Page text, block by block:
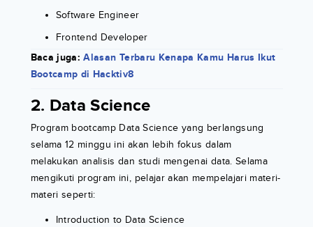
Software Engineer
Frontend Developer
Baca juga: Alasan Terbaru Kenapa Kamu Harus Ikut
Bootcamp di Hacktiv8
2. Data Science
Program bootcamp Data Science yang berlangsung
selama 12 minggu ini akan lebih fokus dalam
melakukan analisis dan studi mengenai data. Selama
mengikuti program ini, pelajar akan mempelajari materi-
materi seperti:
Introduction to Data Science